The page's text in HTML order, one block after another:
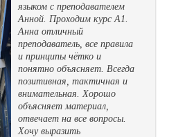
языком с преподавателем
Анной. Проходим курс А1.
Анна отличный
преподаватель, все правила
и принципы чётко и
понятно объясняет. Всегда
позитивная, тактичная и
внимательная. Хорошо
объясняет материал,
отвечает на все вопросы.
Хочу выразить